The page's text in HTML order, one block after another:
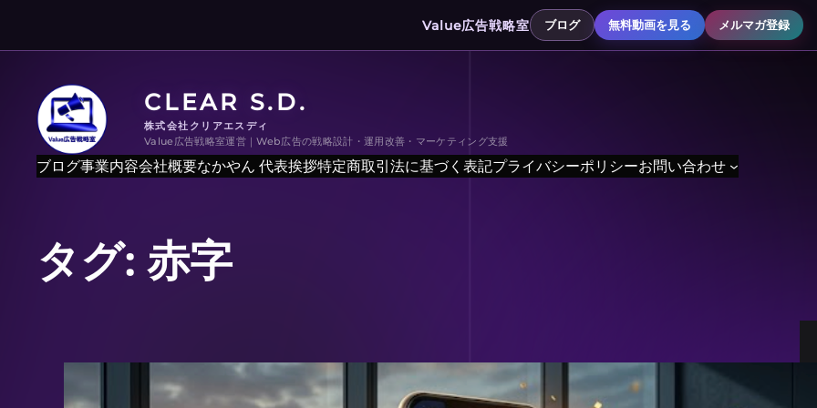
を
Value広告戦略室 ブログ 無料動画を見る メルマガ登録
CLEAR S.D.
株式会社クリアエスディ
Value広告戦略室運営｜Web広告の戦略設計・運用改善・マーケティング支援
ブログ事業内容会社概要なかやん 代表挨拶特定商取引法に基づく表記プライバシーポリシーお問い合わせ
タグ: 赤字